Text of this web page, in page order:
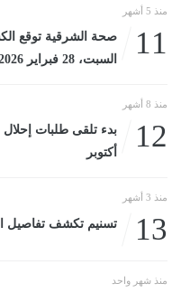
منذ 5 أشهر
11
السبت، 28 فبراير 2026 09:18 مـ
منذ 8 أشهر
12
أكتوبر
منذ 3 أشهر
13 تسنيم تكشف تفاصيل
منذ شهر واحد